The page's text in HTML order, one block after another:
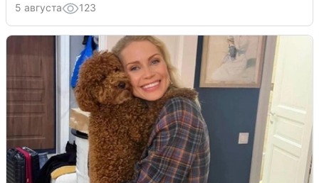
5 августа 123